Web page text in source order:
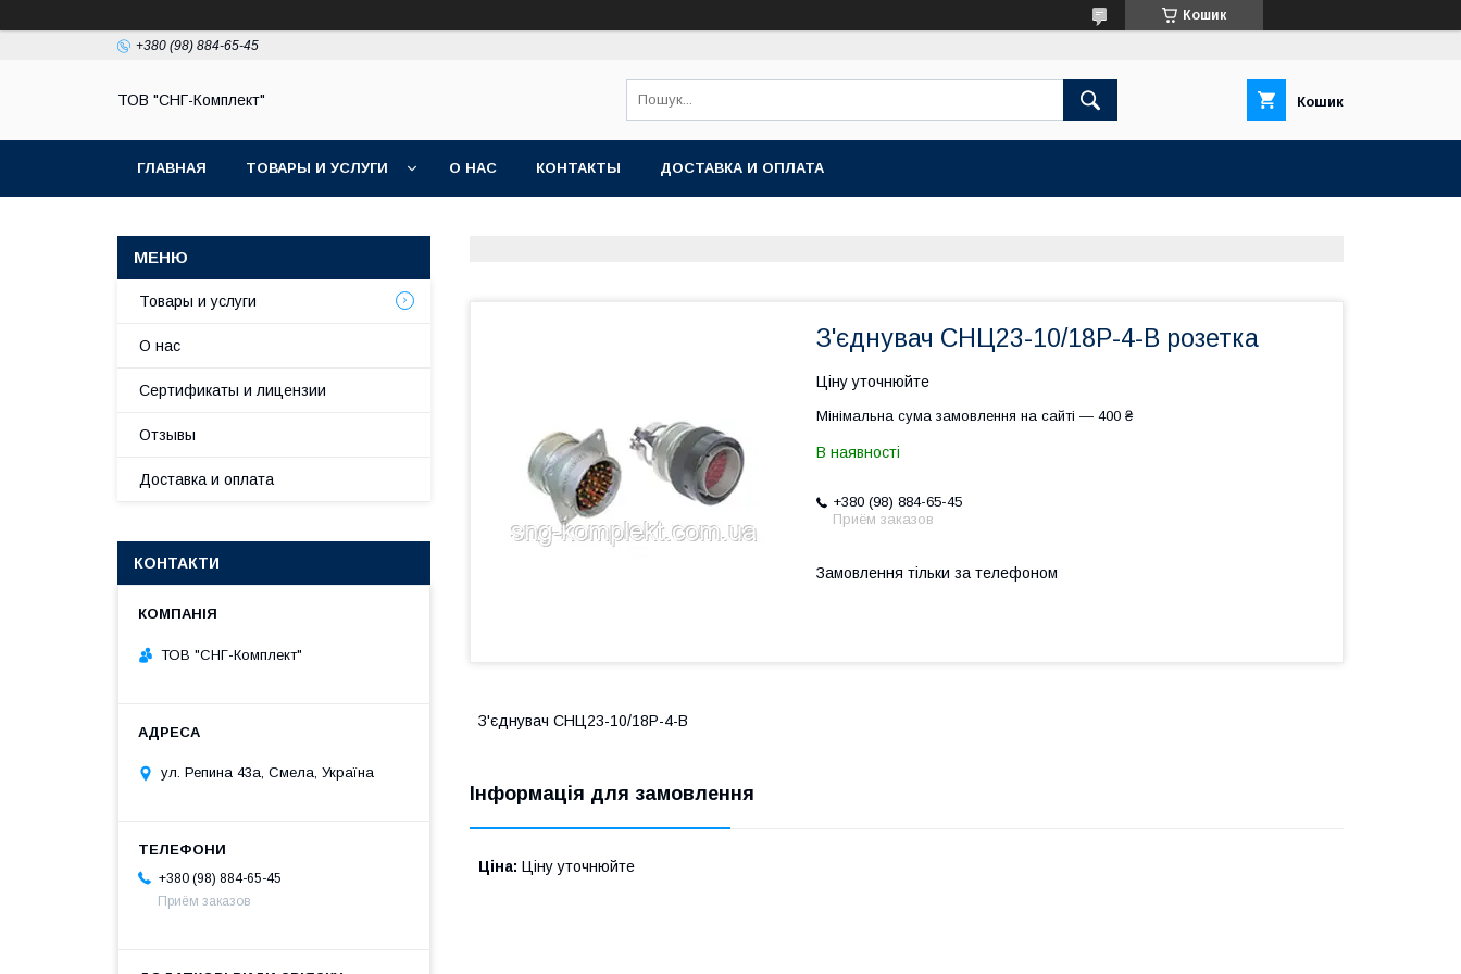
Кошик
+380 (98) 884-65-45
ТОВ "СНГ-Комплект" Кошик
ГЛАВНАЯ ТОВАРЫ И УСЛУГИ О НАС КОНТАКТЫ ДОСТАВКА И ОПЛАТА
З'єднувач СНЦ23-10/18Р-4-В розетка
Ціну уточнюйте
Мінімальна сума замовлення на сайті — 400 ₴
В наявності
+380 (98) 884-65-45
Приём заказов
Замовлення тільки за телефоном
З'єднувач СНЦ23-10/18Р-4-В
Інформація для замовлення
Ціна: Ціну уточнюйте
Товары и услуги
О нас
Сертификаты и лицензии
Отзывы
Доставка и оплата
КОНТАКТИ
ТОВ "СНГ-Комплект"
ул. Репина 43а, Смела, Україна
+380 (98) 884-65-45
Приём заказов